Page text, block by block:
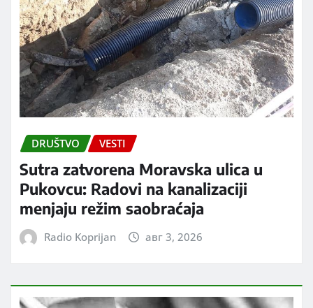
DRUŠTVO VESTI
Sutra zatvorena Moravska ulica u
Pukovcu: Radovi na kanalizaciji
menjaju režim saobraćaja
Radio Koprijan авг 3, 2026